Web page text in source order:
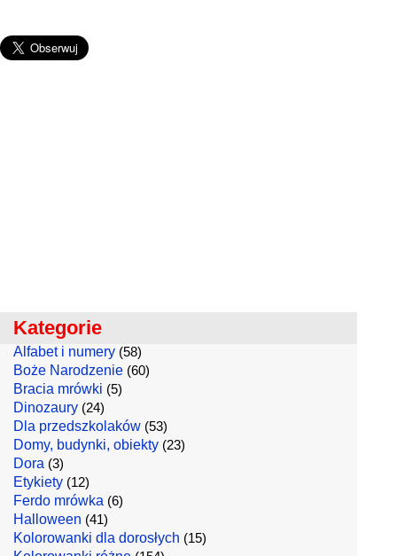
Kategorie
Alfabet i numery (58)
Boże Narodzenie (60)
Bracia mrówki (5)
Dinozaury (24)
Dla przedszkolaków (53)
Domy, budynki, obiekty (23)
Dora (3)
Etykiety (12)
Ferdo mrówka (6)
Halloween (41)
Kolorowanki dla dorosłych (15)